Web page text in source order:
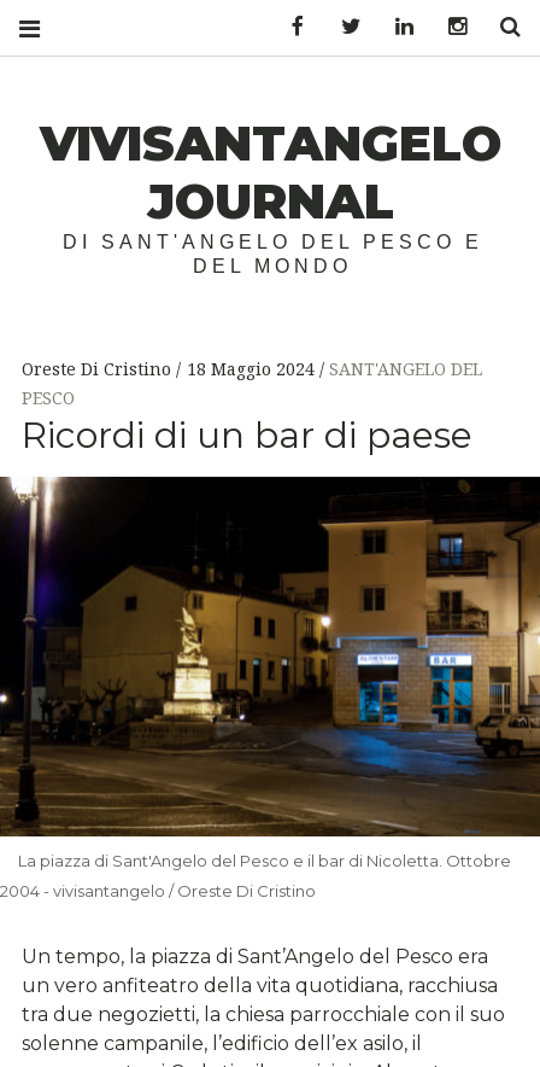
VIVISANTANGELO
JOURNAL
DI SANT'ANGELO DEL PESCO E
DEL MONDO
Oreste Di Cristino 18 Maggio 2024
SANT'ANGELO DEL
PESCO
Ricordi di un bar di paese
La piazza di Sant'Angelo del Pesco e il bar di Nicoletta. Ottobre
2004 - vivisantangelo / Oreste Di Cristino
Un tempo, la piazza di Sant’Angelo del Pesco era
un vero anfiteatro della vita quotidiana, racchiusa
tra due negozietti, la chiesa parrocchiale con il suo
solenne campanile, l’edificio dell’ex asilo, il
FacebookTwitter LinkedIn